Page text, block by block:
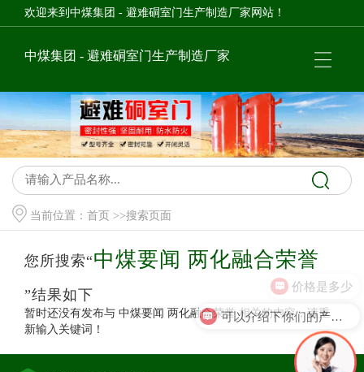
欢迎来到中煤集团 - 避难硐室门生产制造厂家网站！
中煤集团 - 避难硐室门生产制造厂家
当前位置：首页 >>搜索页面
您所搜索“中煤要闻 两化融合荣誉
”结果如下
暂时还没有发布与 中煤要闻 两化融合荣誉相关的内容，请重
新输入关键词！
可以介绍下你们的产品么？
价格是多少